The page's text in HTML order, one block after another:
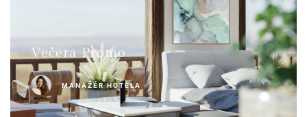
Večera Promo
MANAŽÉR HOTELA